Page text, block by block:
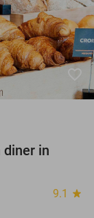
favorite_border
in
9.1 star